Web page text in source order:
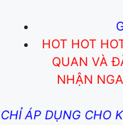
HOT HOT
QUAN VÀ
NHẬN
CHỈ ÁP DỤNG CHO